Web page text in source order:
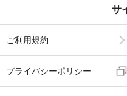
サ
ご利用規約
プライバシーポリシー